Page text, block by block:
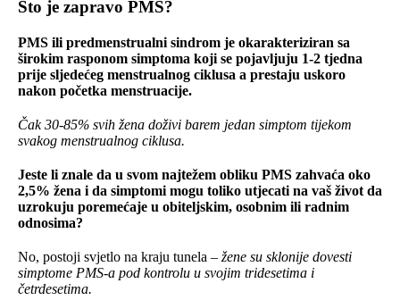
Što je zapravo PMS?
PMS ili predmenstrualni sindrom je okarakteriziran sa
širokim rasponom simptoma koji se pojavljuju 1-2 tjedna
prije sljedećeg menstrualnog ciklusa a prestaju uskoro
nakon početka menstruacije.
Čak 30-85% svih žena doživi barem jedan simptom tijekom
svakog menstrualnog ciklusa.
Jeste li znale da u svom najtežem obliku PMS zahvaća oko
2,5% žena i da simptomi mogu toliko utjecati na vaš život da
uzrokuju poremećaje u obiteljskim, osobnim ili radnim
odnosima?
No, postoji svjetlo na kraju tunela – žene su sklonije dovesti
simptome PMS-a pod kontrolu u svojim tridesetima i
četrdesetima.